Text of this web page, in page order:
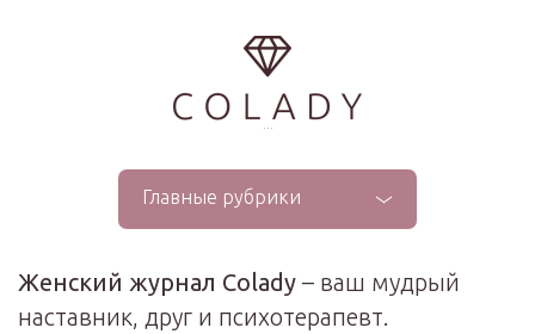
...
Главные рубрики
Женский журнал Colady – ваш мудрый
наставник, друг и психотерапевт.